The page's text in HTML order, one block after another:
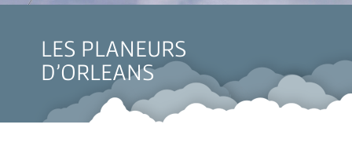
LES PLANEURS
D'ORLEANS